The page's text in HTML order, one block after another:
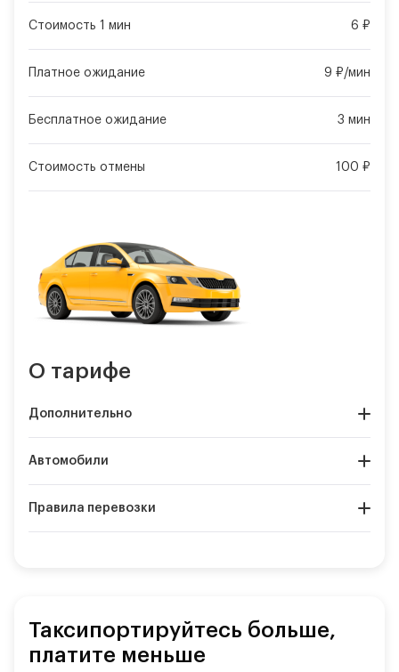
Стоимость 1 мин 6 ₽
Платное ожидание 9 ₽/мин
Бесплатное ожидание 3 мин
Стоимость отмены 100 ₽
О тарифе
Дополнительно
Автомобили
Правила перевозки
Таксипортируйтесь больше,
платите меньше